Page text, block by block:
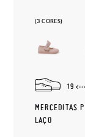
(3 CORES)
19
MERCEDITAS
LAÇO